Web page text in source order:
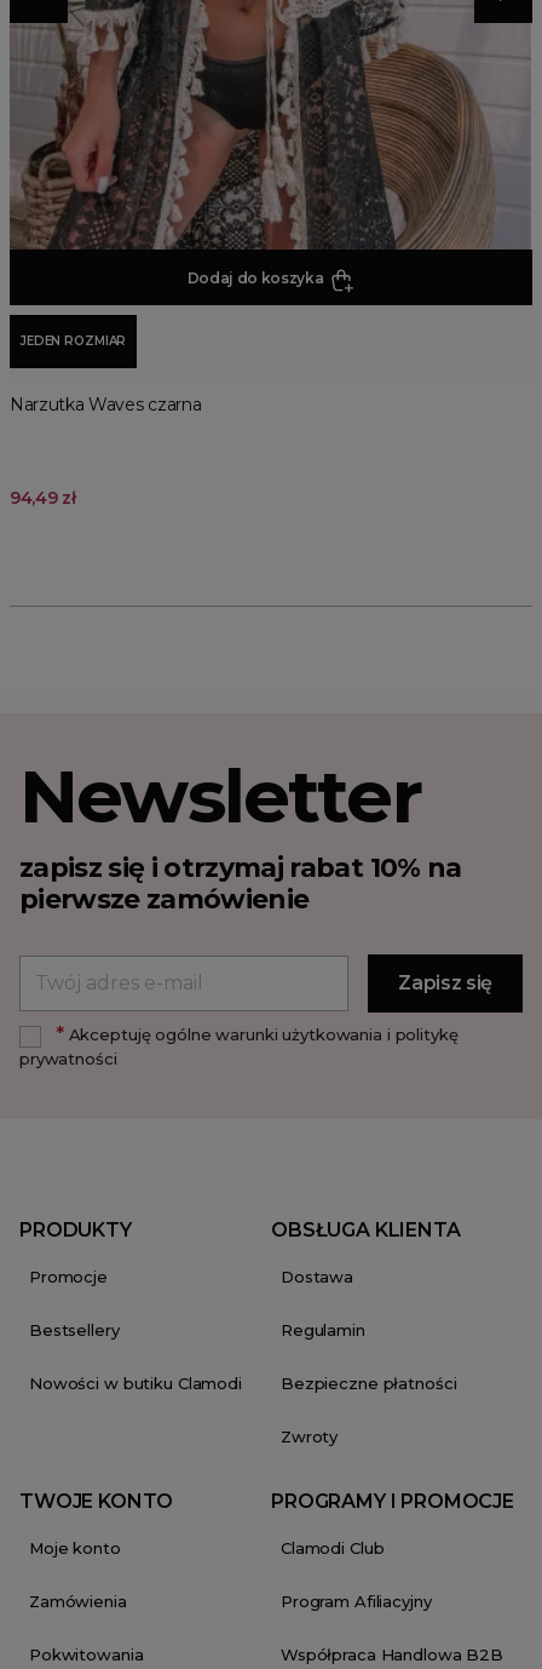
Dodaj do koszyka
JEDEN ROZMIAR
Narzutka Waves czarna
94,49 zł
Newsletter
zapisz się i otrzymaj rabat 10% na
pierwsze zamówienie
*Akceptuję ogólne warunki użytkowania i politykę
prywatności
PRODUKTY
Promocje
Bestsellery
Nowości w butiku Clamodi
OBSŁUGA KLIENTA
Dostawa
Regulamin
Bezpieczne płatności
Zwroty
TWOJE KONTO
Moje konto
Zamówienia
Pokwitowania
PROGRAMY I PROMOCJE
Clamodi Club
Program Afiliacyjny
Współpraca Handlowa B2B